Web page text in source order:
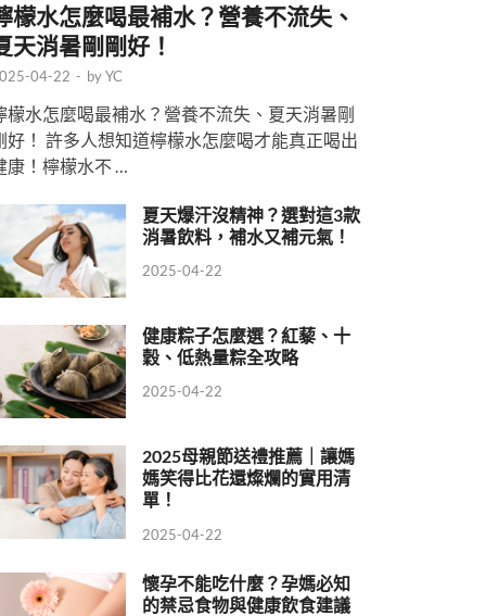
檬水怎麼喝最補水？營養不流失、
天消暑剛剛好！
04-22 - byYC
檬水怎麼喝最補水？營養不流失、夏天消暑剛
好！ 許多人想知道檸檬水怎麼喝才能真正喝出
康！檸檬水不 …
夏天爆汗沒精神？選對這3款
消暑飲料，補水又補元氣！
2025-04-22
健康粽子怎麼選？紅藜、十
穀、低熱量粽全攻略
2025-04-22
2025母親節送禮推薦｜讓媽
媽笑得比花還燦爛的實用清
單！
2025-04-22
懷孕不能吃什麼？孕媽必知
的禁忌食物與健康飲食建議